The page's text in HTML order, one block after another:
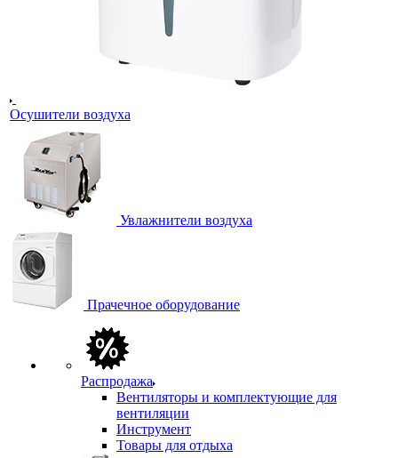
Осушители воздуха
Увлажнители воздуха
Прачечное оборудование
Распродажа
Вентиляторы и комплектующие для
вентиляции
Инструмент
Товары для отдыха